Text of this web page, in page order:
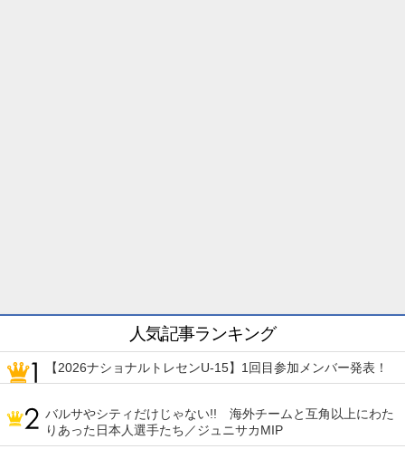
人気記事ランキング
【2026ナショナルトレセンU-15】1回目参加メンバー発表！
バルサやシティだけじゃない!! 海外チームと互角以上にわた
りあった日本人選手たち／ジュニサカMIP